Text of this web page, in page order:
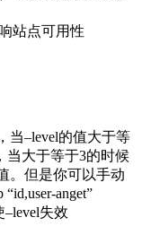
站点可用性
当–level的值大于等
当大于等于3的时候
。但是你可以手动
anget”
失效